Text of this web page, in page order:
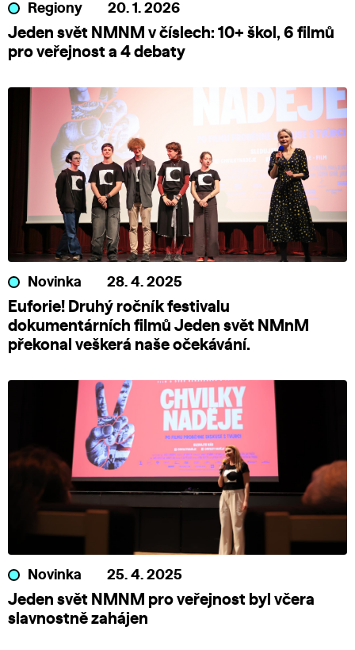
Regiony 20. 1. 2026
Jeden svět NMNM v číslech: 10+ škol, 6 filmů
pro veřejnost a 4 debaty
Novinka 28. 4. 2025
Euforie! Druhý ročník festivalu
dokumentárních filmů Jeden svět NMnM
překonal veškerá naše očekávání.
Novinka 25. 4. 2025
Jeden svět NMNM pro veřejnost byl včera
slavnostně zahájen